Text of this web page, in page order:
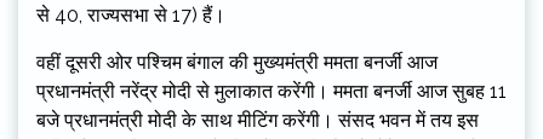
से 40, राज्यसभा से 17) हैं।
वहीं दूसरी ओर पश्चिम बंगाल की मुख्यमंत्री ममता बनर्जी आज
प्रधानमंत्री नरेंद्र मोदी से मुलाकात करेंगी। ममता बनर्जी आज सुबह 11
बजे प्रधानमंत्री मोदी के साथ मीटिंग करेंगी। संसद भवन में तय इस